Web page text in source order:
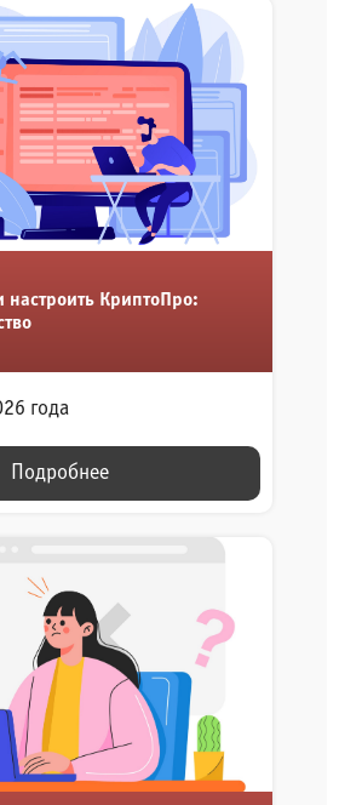
настроить КриптоПро:
года
Подробнее